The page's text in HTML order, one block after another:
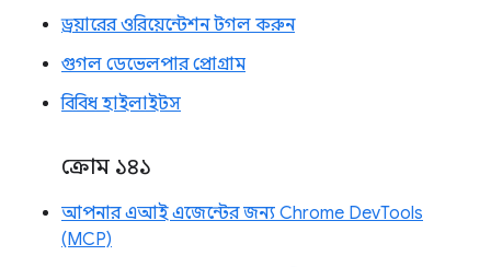
ড্রয়ারের ওরিয়েন্টেশন টগল করুন
গুগল ডেভেলপার প্রোগ্রাম
বিবিধ হাইলাইটস
ক্রোম ১৪১
আপনার এআই এজেন্টের জন্য Chrome DevTools
(MCP)